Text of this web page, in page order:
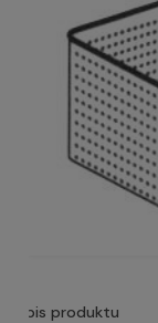
Opis produktu